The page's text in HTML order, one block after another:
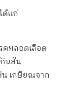
ด้แก่
คหลอดเลือด
นสัน
น เกษียณจาก